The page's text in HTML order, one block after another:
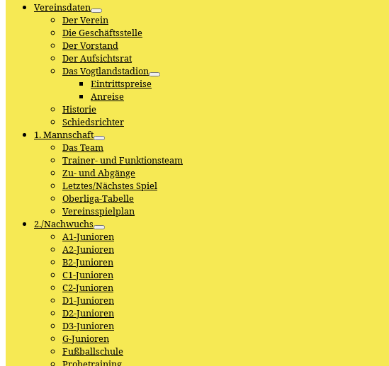
Vereinsdaten
Der Verein
Die Geschäftsstelle
Der Vorstand
Der Aufsichtsrat
Das Vogtlandstadion
Eintrittspreise
Anreise
Historie
Schiedsrichter
1. Mannschaft
Das Team
Trainer- und Funktionsteam
Zu- und Abgänge
Letztes/Nächstes Spiel
Oberliga-Tabelle
Vereinsspielplan
2./Nachwuchs
A1-Junioren
A2-Junioren
B2-Junioren
C1-Junioren
C2-Junioren
D1-Junioren
D2-Junioren
D3-Junioren
G-Junioren
Fußballschule